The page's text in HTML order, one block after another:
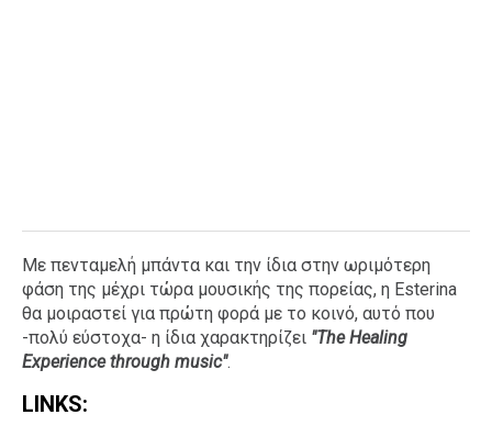
Με πενταμελή μπάντα και την ίδια στην ωριμότερη
φάση της μέχρι τώρα μουσικής της πορείας, η Esterina
θα μοιραστεί για πρώτη φορά με το κοινό, αυτό που
-πολύ εύστοχα- η ίδια χαρακτηρίζει "The Healing
Experience through music".
LINKS: